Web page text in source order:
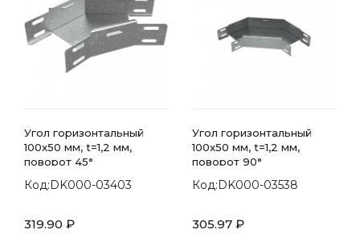
Угол горизонтальный
100x50 мм, t=1,2 мм,
поворот 45°
Код:DK000-03403
319.90 ₽
Угол горизонтальный
100x50 мм, t=1,2 мм,
поворот 90°
Код:DK000-03538
305.97 ₽